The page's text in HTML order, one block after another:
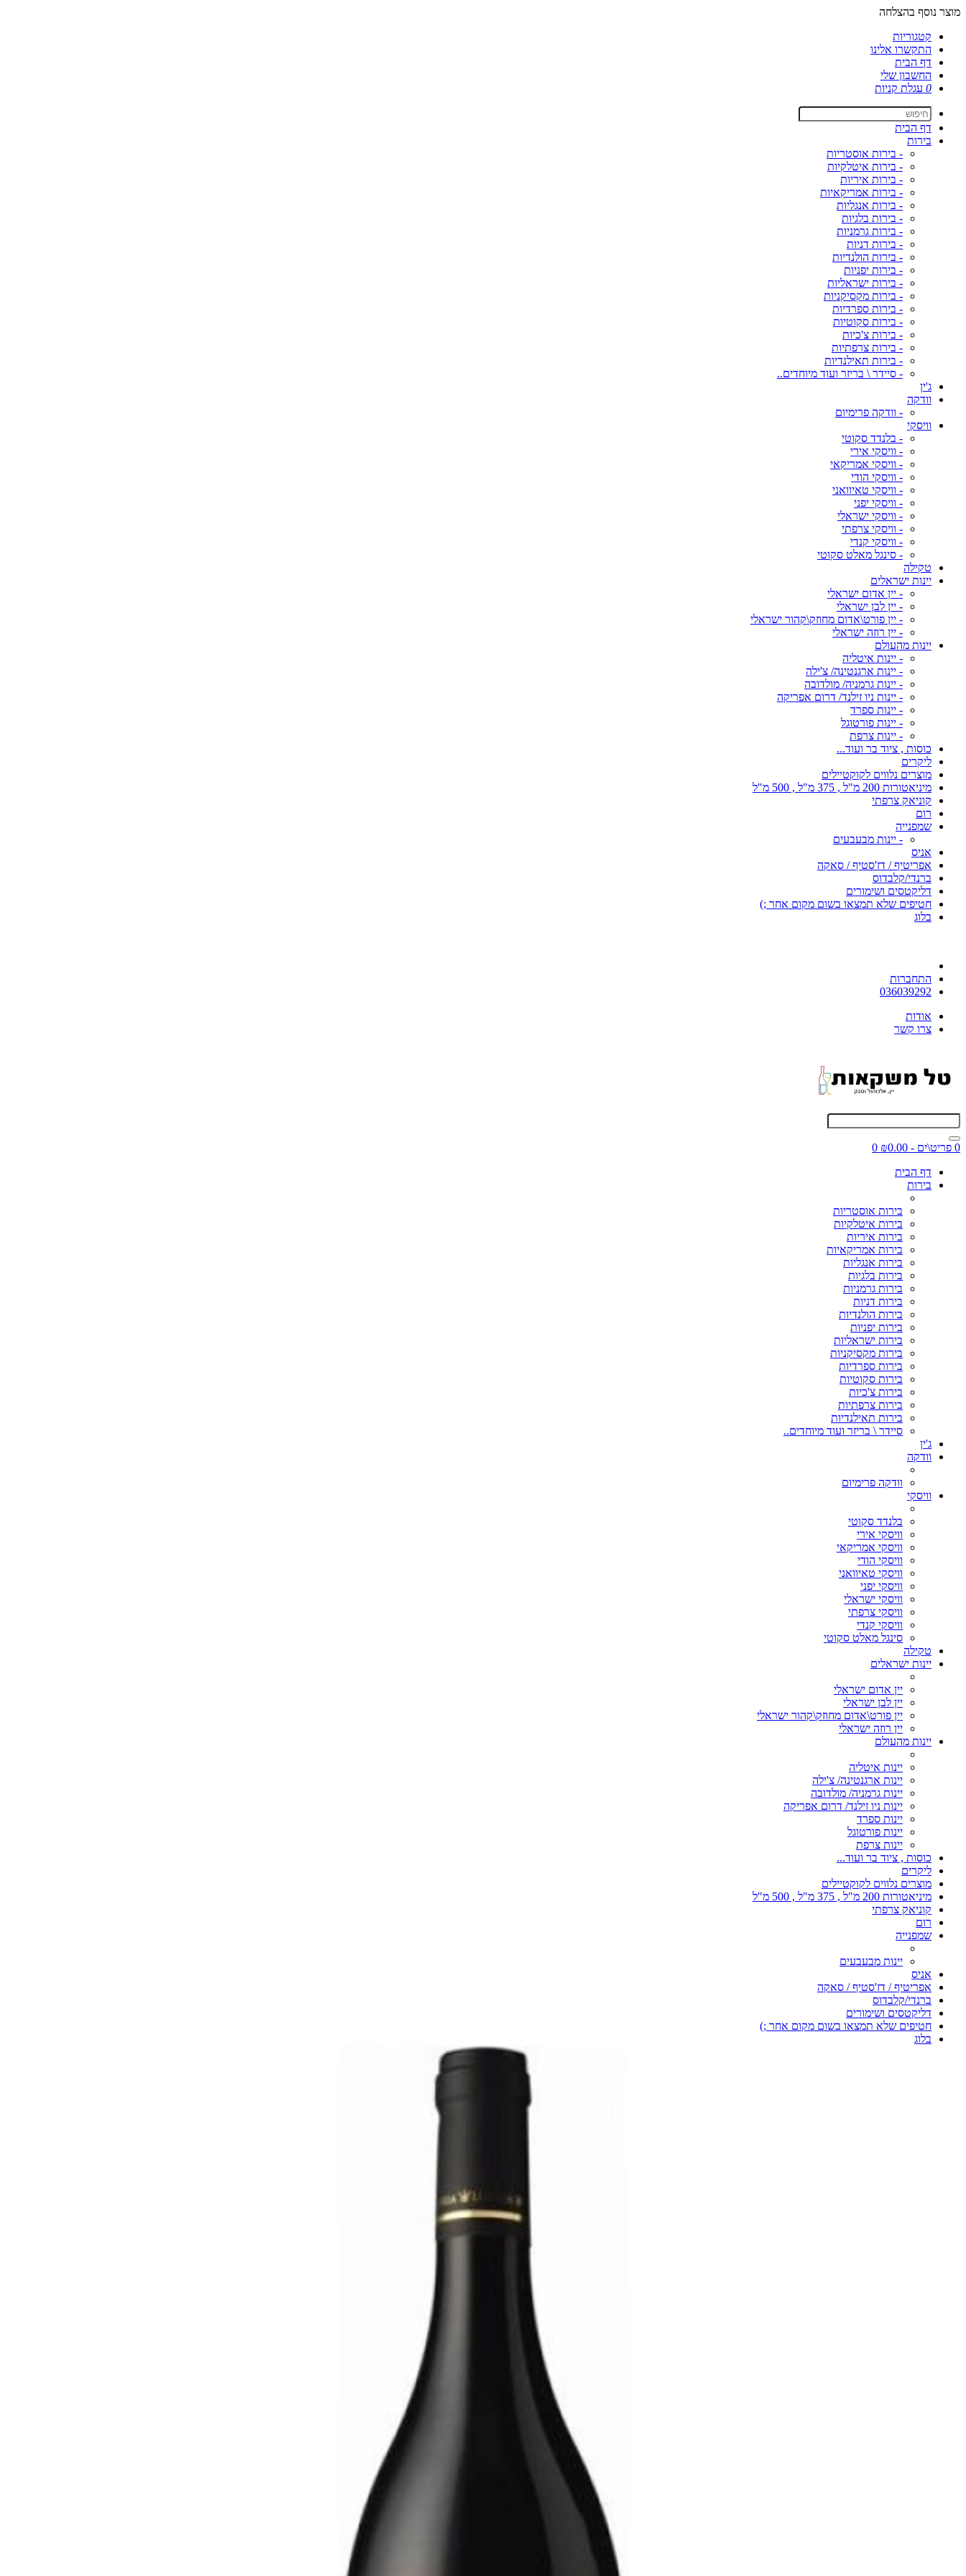
מוצר נוסף בהצלחה
קטגוריות
התקשרו אלינו
דף הבית
החשבון שלי
0 עגלת קניות
דף הבית
בירות
- בירות אוסטריות
- בירות איטלקיות
- בירות איריות
- בירות אמריקאיות
- בירות אנגליות
- בירות בלגיות
- בירות גרמניות
- בירות דניות
- בירות הולנדיות
- בירות יפניות
- בירות ישראליות
- בירות מקסיקניות
- בירות ספרדיות
- בירות סקוטיות
- בירות צ'כיות
- בירות צרפתיות
- בירות תאילנדיות
- סיידר \ בריזר ועוד מיוחדים..
ג'ין
וודקה
- וודקה פרימיום
וויסקי
- בלנדד סקוטי
- וויסקי אירי
- וויסקי אמריקאי
- וויסקי הודי
- וויסקי טאיוואני
- וויסקי יפני
- וויסקי ישראלי
- וויסקי צרפתי
- וויסקי קנדי
- סינגל מאלט סקוטי
טקילה
יינות ישראלים
- יין אדום ישראלי
- יין לבן ישראלי
- יין פורט\אדום מחוזק\קהור ישראלי
- יין רוזה ישראלי
יינות מהעולם
- יינות איטליה
- יינות ארגנטינה/ צ'ילה
- יינות גרמניה/ מולדובה
- יינות ניו זילנד/ דרום אפריקה
- יינות ספרד
- יינות פורטוגל
- יינות צרפת
כוסות , ציוד בר ועוד...
ליקרים
מוצרים נלווים לקוקטיילים
מיניאטורות 200 מ"ל , 375 מ"ל , 500 מ"ל
קוניאק צרפתי
רום
שמפנייה
- יינות מבעבעים
אניס
אפריטיף / דז'סטיף / סאקה
ברנדי/קלבדוס
דליקטסים ושימורים
חטיפים שלא תמצאו בשום מקום אחר ;)
בלוג
התחברות
036039292
אודות
צרו קשר
0 פריט\ים - ₪0.00
0
דף הבית
בירות
בירות אוסטריות
בירות איטלקיות
בירות איריות
בירות אמריקאיות
בירות אנגליות
בירות בלגיות
בירות גרמניות
בירות דניות
בירות הולנדיות
בירות יפניות
בירות ישראליות
בירות מקסיקניות
בירות ספרדיות
בירות סקוטיות
בירות צ'כיות
בירות צרפתיות
בירות תאילנדיות
סיידר \ בריזר ועוד מיוחדים..
ג'ין
וודקה
וודקה פרימיום
וויסקי
בלנדד סקוטי
וויסקי אירי
וויסקי אמריקאי
וויסקי הודי
וויסקי טאיוואני
וויסקי יפני
וויסקי ישראלי
וויסקי צרפתי
וויסקי קנדי
סינגל מאלט סקוטי
טקילה
יינות ישראלים
יין אדום ישראלי
יין לבן ישראלי
יין פורט\אדום מחוזק\קהור ישראלי
יין רוזה ישראלי
יינות מהעולם
יינות איטליה
יינות ארגנטינה/ צ'ילה
יינות גרמניה/ מולדובה
יינות ניו זילנד/ דרום אפריקה
יינות ספרד
יינות פורטוגל
יינות צרפת
כוסות , ציוד בר ועוד...
ליקרים
מוצרים נלווים לקוקטיילים
מיניאטורות 200 מ"ל , 375 מ"ל , 500 מ"ל
קוניאק צרפתי
רום
שמפנייה
יינות מבעבעים
אניס
אפריטיף / דז'סטיף / סאקה
ברנדי/קלבדוס
דליקטסים ושימורים
חטיפים שלא תמצאו בשום מקום אחר ;)
בלוג